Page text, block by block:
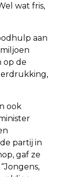
wat fris,
aan
op de
ook
partij in
gaf ze